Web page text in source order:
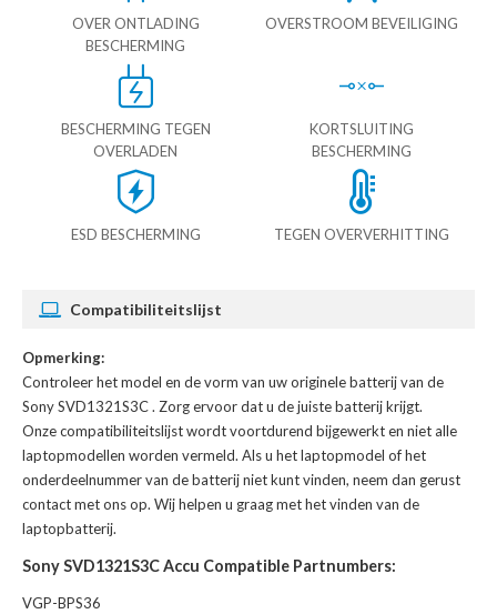
OVER ONTLADING
BESCHERMING
OVERSTROOM BEVEILIGING
BESCHERMING TEGEN
OVERLADEN
KORTSLUITING
BESCHERMING
ESD BESCHERMING TEGEN OVERVERHITTING
Compatibiliteitslijst
Opmerking:
Controleer het model en de vorm van uw originele batterij van de
Sony SVD1321S3C. Zorg ervoor dat u de juiste batterij krijgt.
Onze compatibiliteitslijst wordt voortdurend bijgewerkt en niet alle
laptopmodellen worden vermeld. Als u het laptopmodel of het
onderdeelnummer van de batterij niet kunt vinden, neem dan gerust
contact met ons op. Wij helpen u graag met het vinden van de
laptopbatterij.
Sony SVD1321S3C Accu Compatible Partnumbers:
VGP-BPS36